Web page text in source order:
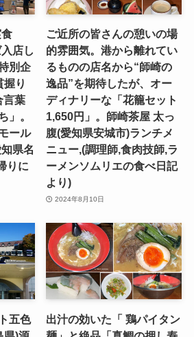
店し
別企
握り
言葉
」。
ール
県名
りに
ご近所の皆さんの憩いの場
的雰囲気。港から離れてい
るものの店名から“師崎の
逸品”を期待したが、オー
ディナリーな「花籠セット
1,650円」。師崎茶屋 太っ
腹(愛知県安城市)ランチメ
ニュー,(調理師,食肉技師,ラ
ーメンソムリエの食べ日記
より)
2024年8月10日
五色
出汁の効いた「 鶏パイタン